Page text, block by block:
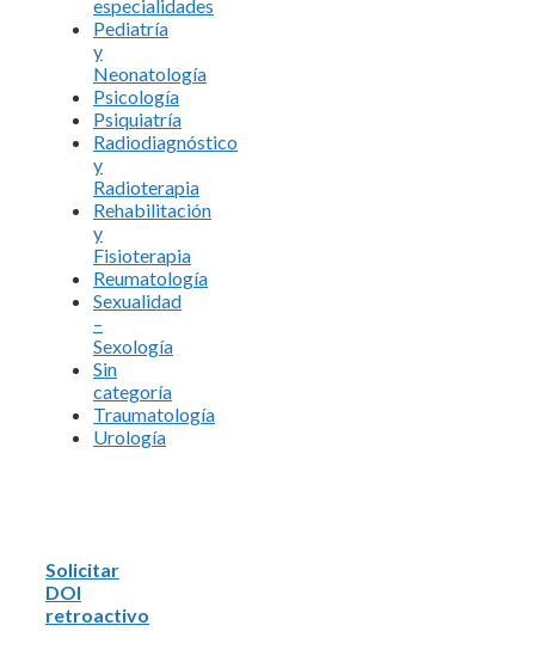
especialidades
Pediatría
y
Neonatología
Psicología
Psiquiatría
Radiodiagnóstico
y
Radioterapia
Rehabilitación
y
Fisioterapia
Reumatología
Sexualidad
–
Sexología
Sin
categoría
Traumatología
Urología
Solicitar
DOI
retroactivo